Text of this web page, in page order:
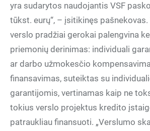
yra sudarytos naudojantis VSF
tūkst. eurų“, – įsitikinęs
verslo pradžiai gerokai palengvina
priemonių derinimas: individuali
ar darbo užmokesčio
finansavimas, suteiktas su
garantijomis, vertinamas kaip ne
tokius verslo projektus kredito
patraukliau finansuoti. „Verslumo